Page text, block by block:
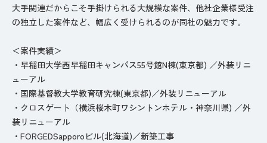
大手関連だからこそ手掛けられる大規模な案件、他社企業様受注
の独立した案件など、幅広く受けられるのが同社の魅力です。
＜案件実績＞
・早稲田大学西早稲田キャンパス55号館N棟(東京都) ／外装リニ
ューアル
・国際基督教大学教育研究棟(東京都)／外装リニューアル
・クロスゲート（横浜桜木町ワシントンホテル・神奈川県) ／外
装リニューアル
・FORGEDSapporoビル(北海道)／新築工事